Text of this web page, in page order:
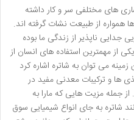
های مختلفی سر و کار داشته
همواره از طبیعت نشات گرفته اند.
جدایی ناپذیر از زندگی ما بوده
از مهمترین استفاده های انسان از
می توان به شاتره اشاره کرد
ها و ترکیبات معدنی مفید در
جمله مزیت هایی که مارا به
شاتره به جای انواع شیمیایی سوق